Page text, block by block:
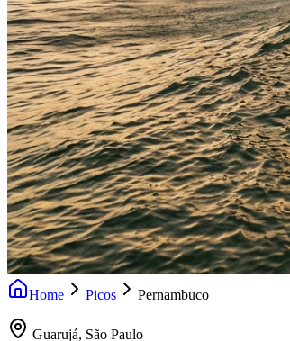
Home Picos Pernambuco
Guarujá, São Paulo